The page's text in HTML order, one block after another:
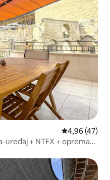
Prosječna
4,96 (47)
uređaj + NTFX + oprema
„Odabrali gosti”